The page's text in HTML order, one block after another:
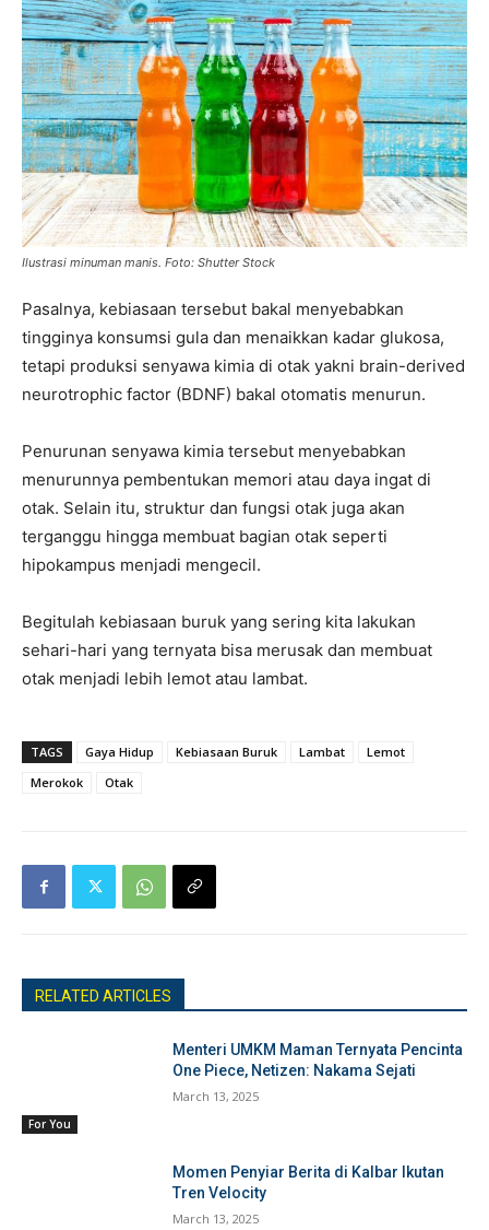
Ilustrasi minuman manis. Foto: Shutter Stock
Pasalnya, kebiasaan tersebut bakal menyebabkan
tingginya konsumsi gula dan menaikkan kadar glukosa,
tetapi produksi senyawa kimia di otak yakni brain-derived
neurotrophic factor (BDNF) bakal otomatis menurun.
Penurunan senyawa kimia tersebut menyebabkan
menurunnya pembentukan memori atau daya ingat di
otak. Selain itu, struktur dan fungsi otak juga akan
terganggu hingga membuat bagian otak seperti
hipokampus menjadi mengecil.
Begitulah kebiasaan buruk yang sering kita lakukan
sehari-hari yang ternyata bisa merusak dan membuat
otak menjadi lebih lemot atau lambat.
TAGS Gaya Hidup Kebiasaan Buruk Lambat
Lemot
Merokok
Otak
RELATED ARTICLES
For You
Menteri UMKM Maman Ternyata Pencinta
One Piece, Netizen: Nakama Sejati
March 13, 2025
Momen Penyiar Berita di Kalbar Ikutan
Tren Velocity
March 13, 2025